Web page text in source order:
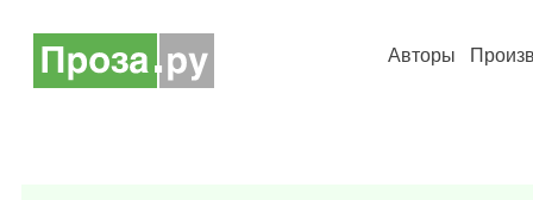
Авторы